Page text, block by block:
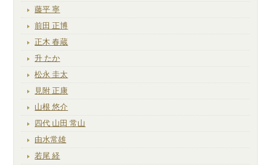
藤平 寧
前田 正博
正木 春蔵
升 たか
松永 圭太
見附 正康
山根 悠介
四代 山田 常山
由水常雄
若尾 経